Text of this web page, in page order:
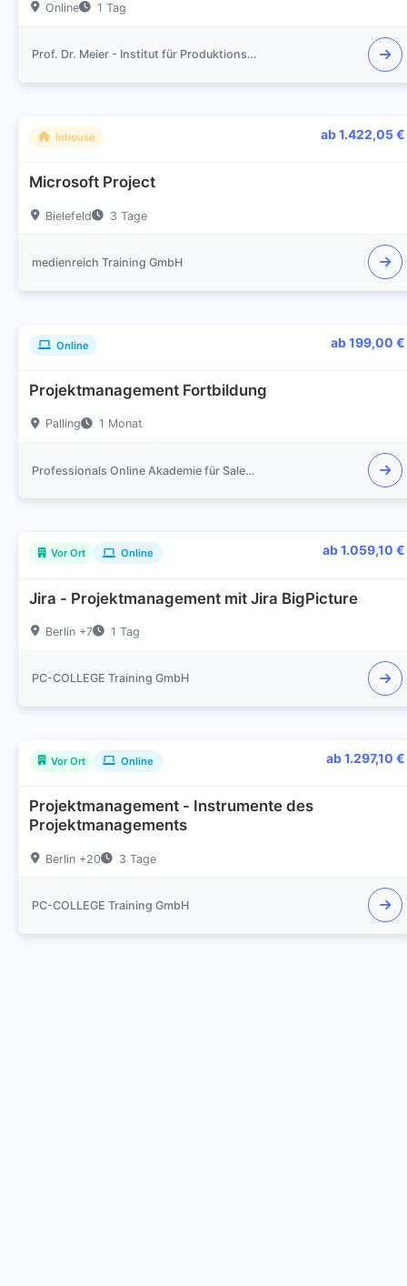
Online 1 Tag
Prof. Dr. Meier - Institut für Produktionsmanagement und Logistik
Inhouse ab 1.422,05 €
Microsoft Project
Bielefeld 3 Tage
medienreich Training GmbH
Online ab 199,00 €
Projektmanagement Fortbildung
Palling 1 Monat
Professionals Online Akademie für Sales und Marketing
Vor Ort Online ab 1.059,10 €
Jira - Projektmanagement mit Jira BigPicture
Berlin +7 1 Tag
PC-COLLEGE Training GmbH
Vor Ort Online ab 1.297,10 €
Projektmanagement - Instrumente des
Projektmanagements
Berlin +20 3 Tage
PC-COLLEGE Training GmbH